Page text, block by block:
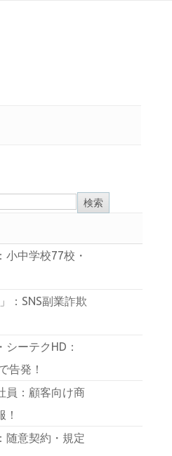
小中学校77校・
：SNS副業詐欺
ーテクHD：
告発！
員：顧客向け商
随意契約・規定